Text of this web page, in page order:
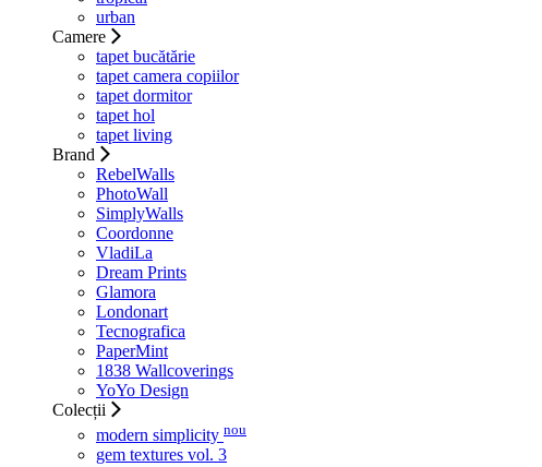
urban
Camere
tapet bucătărie
tapet camera copiilor
tapet dormitor
tapet hol
tapet living
Brand
RebelWalls
PhotoWall
SimplyWalls
Coordonne
VladiLa
Dream Prints
Glamora
Londonart
Tecnografica
PaperMint
1838 Wallcoverings
YoYo Design
Colecții
modern simplicity nou
gem textures vol. 3